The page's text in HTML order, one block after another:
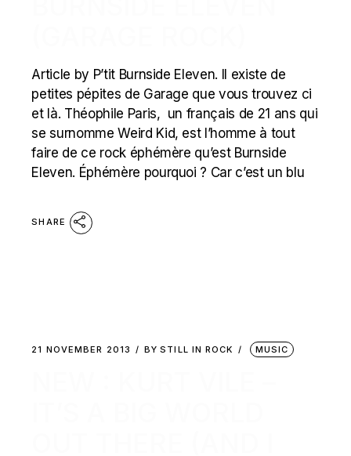
Article by P’tit Burnside Eleven. Il existe de
petites pépites de Garage que vous trouvez ci
et là. Théophile Paris, un français de 21 ans qui
se surnomme Weird Kid, est l’homme à tout
faire de ce rock éphémère qu’est Burnside
Eleven. Éphémère pourquoi ? Car c’est un blu
SHARE
21 NOVEMBER 2013 BY STILL IN ROCK MUSIC